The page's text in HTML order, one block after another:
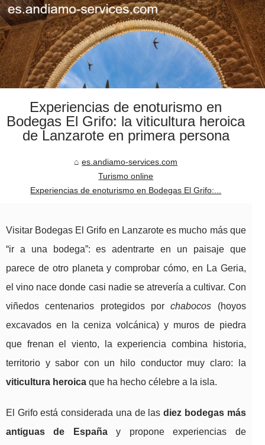
Experiencias de enoturismo en
Bodegas El Grifo: la viticultura heroica
de Lanzarote en primera persona
es.andiamo-services.com
Turismo online
Experiencias de enoturismo en Bodegas El Grifo:...
Visitar Bodegas El Grifo en Lanzarote es mucho más que
“ir a una bodega”: es adentrarte en un paisaje que
parece de otro planeta y comprobar cómo, en La Geria,
el vino nace donde casi nadie se atrevería a cultivar. Con
viñedos centenarios protegidos porchabocos (hoyos
excavados en la ceniza volcánica) y muros de piedra
que frenan el viento, la experiencia combina historia,
territorio y sabor con un hilo conductor muy claro: la
viticultura heroica que ha hecho célebre a la isla.
El Grifo está considerada una de lasdiez bodegas más
antiguas de Españay propone experiencias de